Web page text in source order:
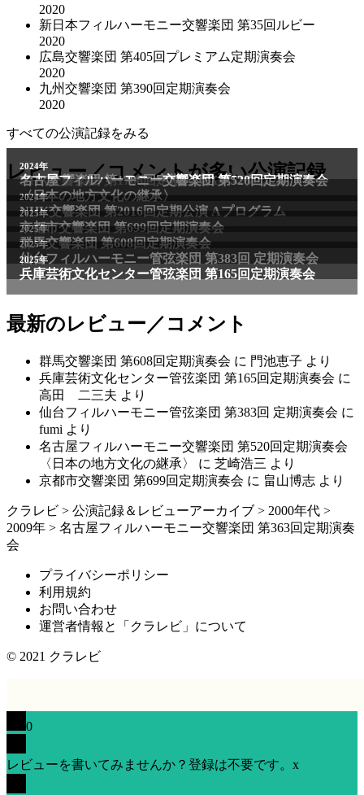
2020
新日本フィルハーモニー交響楽団 第35回ルビー
2020
広島交響楽団 第405回プレミアム定期演奏会
2020
九州交響楽団 第390回定期演奏会
2020
すべての公演記録をみる
レビュー／コメントが多い公演記録
最新のレビュー／コメント
群馬交響楽団 第608回定期演奏会 に 門池恵子 より
兵庫芸術文化センター管弦楽団 第165回定期演奏会 に
高田 二三夫 より
仙台フィルハーモニー管弦楽団 第383回 定期演奏会 に
fumi より
名古屋フィルハーモニー交響楽団 第520回定期演奏会
〈日本の地方文化の継承〉
に 芝崎浩三 より
京都市交響楽団 第699回定期演奏会 に 畠山博志 より
クラレビ > 公演記録＆レビューアーカイブ > 2000年代 >
2009年 > 名古屋フィルハーモニー交響楽団 第363回定期演奏
会
プライバシーポリシー
利用規約
お問い合わせ
運営者情報と「クラレビ」について
© 2021 クラレビ
0
レビューを書いてみませんか？登録は不要です。 x